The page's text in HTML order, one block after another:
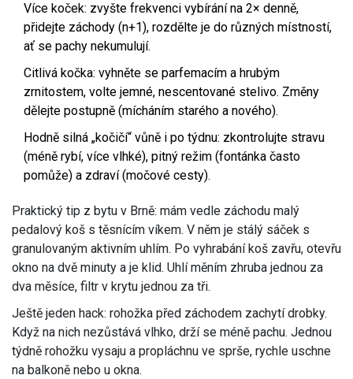
Více koček: zvyšte frekvenci vybírání na 2× denně,
přidejte záchody (n+1), rozdělte je do různých místností,
ať se pachy nekumulují.
Citlivá kočka: vyhněte se parfemacím a hrubým
zrnitostem, volte jemné, nescentované stelivo. Změny
dělejte postupně (mícháním starého a nového).
Hodně silná „kočičí“ vůně i po týdnu: zkontrolujte stravu
(méně rybí, více vlhké), pitný režim (fontánka často
pomůže) a zdraví (močové cesty).
Praktický tip z bytu v Brně: mám vedle záchodu malý
pedalový koš s těsnícím víkem. V něm je stálý sáček s
granulovaným aktivním uhlím. Po vyhrabání koš zavřu, otevřu
okno na dvě minuty a je klid. Uhlí měním zhruba jednou za
dva měsíce, filtr v krytu jednou za tři.
Ještě jeden hack: rohožka před záchodem zachytí drobky.
Když na nich nezůstává vlhko, drží se méně pachu. Jednou
týdně rohožku vysaju a propláchnu ve sprše, rychle uschne
na balkoně nebo u okna.